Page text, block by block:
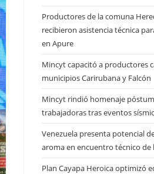
Productores de la comuna
recibieron asistencia técnica
en Apure
Mincyt capacitó a productores
municipios Carirubana y Falcón
Mincyt rindió homenaje
trabajadoras tras eventos
Venezuela presenta potencial
aroma en encuentro técnico de
Plan Cayapa Heroica optimizó